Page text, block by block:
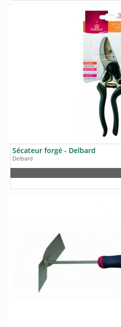
Sécateur forgé - Delbard
Delbard